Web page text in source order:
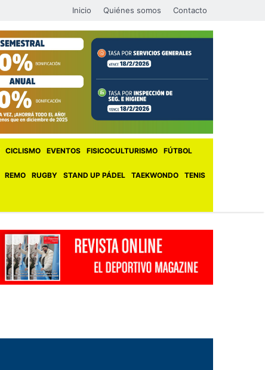
Inicio Quiénes somos Contacto
CICLISMO EVENTOS FISICOCULTURISMO FÚTBOL
REMO RUGBY STAND UP PÁDEL TAEKWONDO TENIS